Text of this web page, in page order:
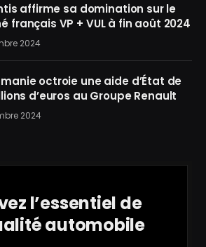
affirme sa domination sur le
français VP + VUL à fin août 2024
2024
octroie une aide d’État de
d’euros au Groupe Renault
2024
l’essentiel de
automobile